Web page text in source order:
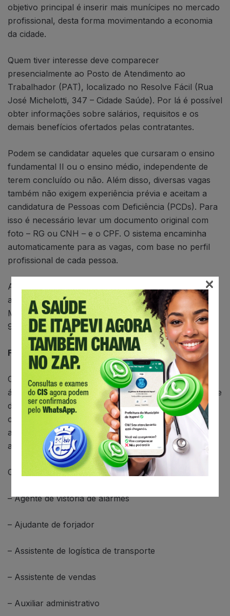
objetivo principal é inserir mais munícipes no mercado
profissional, desta forma movimentando a economia
da cidade.
Quem tiver interesse deve comparecer
presencialmente ao Posto de Atendimento ao
Trabalhador (PAT), localizado no Resolve Fácil (Rua
José Michelotti, 347 – Cidade Saúde). Por lá é possível
obter informações sobre salários, requisitos e os
demais benefícios ofertados pelas contratantes.
Podem se candidatar aqueles que cursaram o ensino
fundamental II ou o ensino médio, independente de
terem concluído ou não. Além disso, diversas vagas
também não exigem experiência prévia e aceitam a
candidatura de Pessoas com Deficiência (PCDs). Para
isso é necessário levar um documento original com
foto – RG ou CNH – e o CPF. O sistema encaminha
automaticamente para as vagas, com base no perfil
profissional de cada pessoa.
Algumas oportunidades podem ser verificadas pelo
aplicativo “Sine Fácil”, disponível em Android e iOS.
Mais informações podem ser obtidas no (11) 4143-
9200.
Funções oferecidas
O destaque de vagas desta semana fica por conta da
área de auxiliar de logística, com 170 vagas, e ajudante
de carga e descarga de mercadoria, com 140
oportunidades. Em seguida, aparecem os cargos de
auxiliar de limpeza (44) e operador de telemarketing
ativo e receptivo (20).
Confira as outras funções com empregos disponíveis:
– Agente de vistoria de alarmes
– Ajudante de forjador
– Assistente de logística de transporte
– Assistente de vendas
– Auxiliar administrativo
×